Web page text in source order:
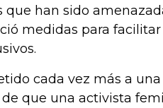
que han sido
medidas para
cada vez más a
que una activista